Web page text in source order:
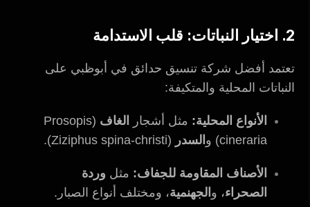
2. اختيار النباتات: قلب الاستدامة
تعتمد أفضل شركة تنسيق حدائق في أبوظبي على
النباتات المحلية والمتكيفة:
الأنواع المحلية: مثل أشجار الغاف (Prosopis
cineraria) و
السدر (Ziziphus spina-christi).
الأصناف المقاومة للجفاف: مثل وردة
الصحراء، و الجهنمية، ومختلف أنواع الصبار.